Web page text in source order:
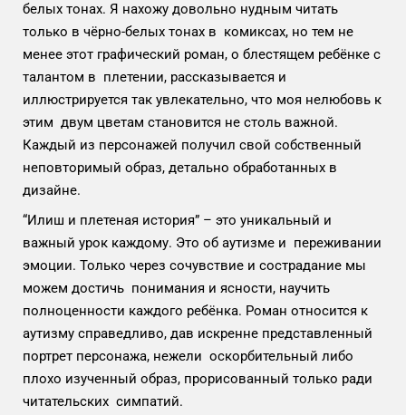
белых тонах. Я нахожу довольно нудным читать
только в чёрно-белых тонах в комиксах, но тем не
менее этот графический роман, о блестящем ребёнке с
талантом в плетении, рассказывается и
иллюстрируется так увлекательно, что моя нелюбовь к
этим двум цветам становится не столь важной.
Каждый из персонажей получил свой собственный
неповторимый образ, детально обработанных в
дизайне.
“Илиш и плетеная история” – это уникальный и
важный урок каждому. Это об аутизме и переживании
эмоции. Только через сочувствие и сострадание мы
можем достичь понимания и ясности, научить
полноценности каждого ребёнка. Роман относится к
аутизму справедливо, дав искренне представленный
портрет персонажа, нежели оскорбительный либо
плохо изученный образ, прорисованный только ради
читательских симпатий.